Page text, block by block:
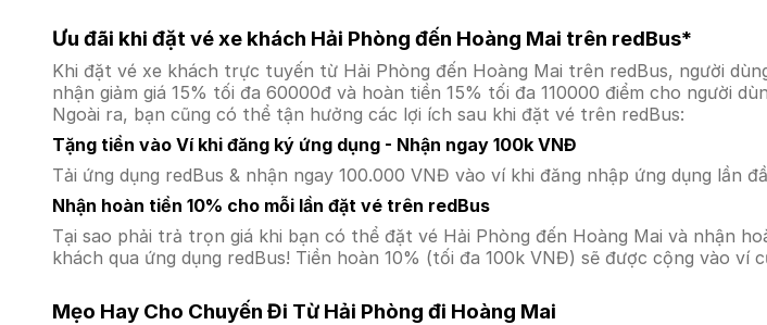
Ưu đãi khi đặt vé xe khách Hải Phòng đến Hoàng Mai trên redBus*
Khi đặt vé xe khách trực tuyến từ Hải Phòng đến Hoàng Mai trên redBus, người
nhận giảm giá 15% tối đa 60000đ và hoàn tiền 15% tối đa 110000 điểm cho người
Ngoài ra, bạn cũng có thể tận hưởng các lợi ích sau khi đặt vé trên redBus:
Tặng tiền vào Ví khi đăng ký ứng dụng - Nhận ngay 100k VNĐ
Tải ứng dụng redBus & nhận ngay 100.000 VNĐ vào ví khi đăng nhập ứng dụng lần
Nhận hoàn tiền 10% cho mỗi lần đặt vé trên redBus
Tại sao phải trả trọn giá khi bạn có thể đặt vé Hải Phòng đến Hoàng Mai và nhận
khách qua ứng dụng redBus! Tiền hoàn 10% (tối đa 100k VNĐ) sẽ được cộng vào ví
Mẹo Hay Cho Chuyến Đi Từ Hải Phòng đi Hoàng Mai